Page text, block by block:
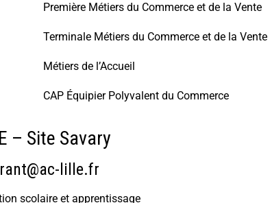
Première Métiers du Commerce et de la Vente
Terminale Métiers du Commerce et de la Vente
Métiers de l’Accueil
CAP Équipier Polyvalent du Commerce
– Site Savary
lille.fr
scolaire et apprentissage